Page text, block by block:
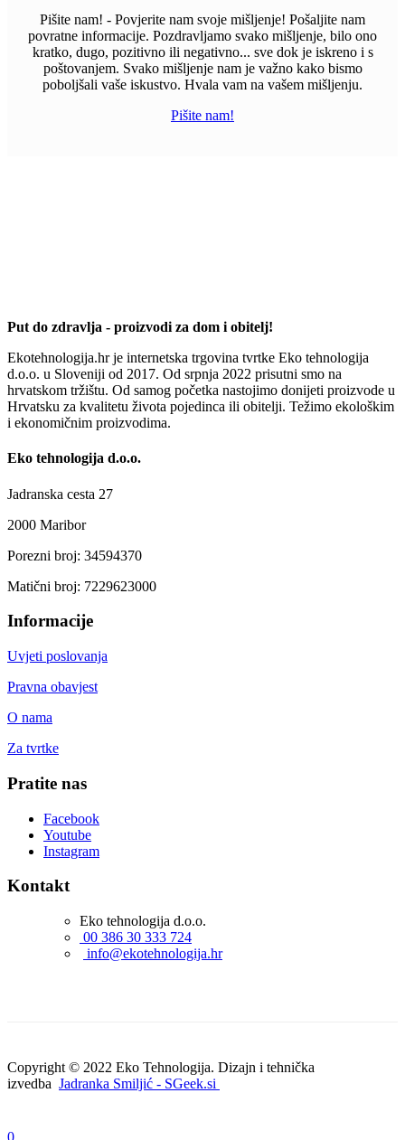
Pišite nam! - Povjerite nam svoje mišljenje! Pošaljite nam
povratne informacije. Pozdravljamo svako mišljenje, bilo ono
kratko, dugo, pozitivno ili negativno... sve dok je iskreno i s
poštovanjem. Svako mišljenje nam je važno kako bismo
poboljšali vaše iskustvo. Hvala vam na vašem mišljenju.
Pišite nam!
Put do zdravlja - proizvodi za dom i obitelj!
Ekotehnologija.hr je internetska trgovina tvrtke Eko tehnologija
d.o.o. u Sloveniji od 2017. Od srpnja 2022 prisutni smo na
hrvatskom tržištu. Od samog početka nastojimo donijeti proizvode u
Hrvatsku za kvalitetu života pojedinca ili obitelji. Težimo ekološkim
i ekonomičnim proizvodima.
Eko tehnologija d.o.o.
Jadranska cesta 27
2000 Maribor
Porezni broj: 34594370
Matični broj: 7229623000
Informacije
Uvjeti poslovanja
Pravna obavjest
O nama
Za tvrtke
Pratite nas
Facebook
Youtube
Instagram
Kontakt
Eko tehnologija d.o.o.
00 386 30 333 724
info@ekotehnologija.hr
Copyright © 2022 Eko Tehnologija. Dizajn i tehnička
izvedba Jadranka Smiljić - SGeek.si
0